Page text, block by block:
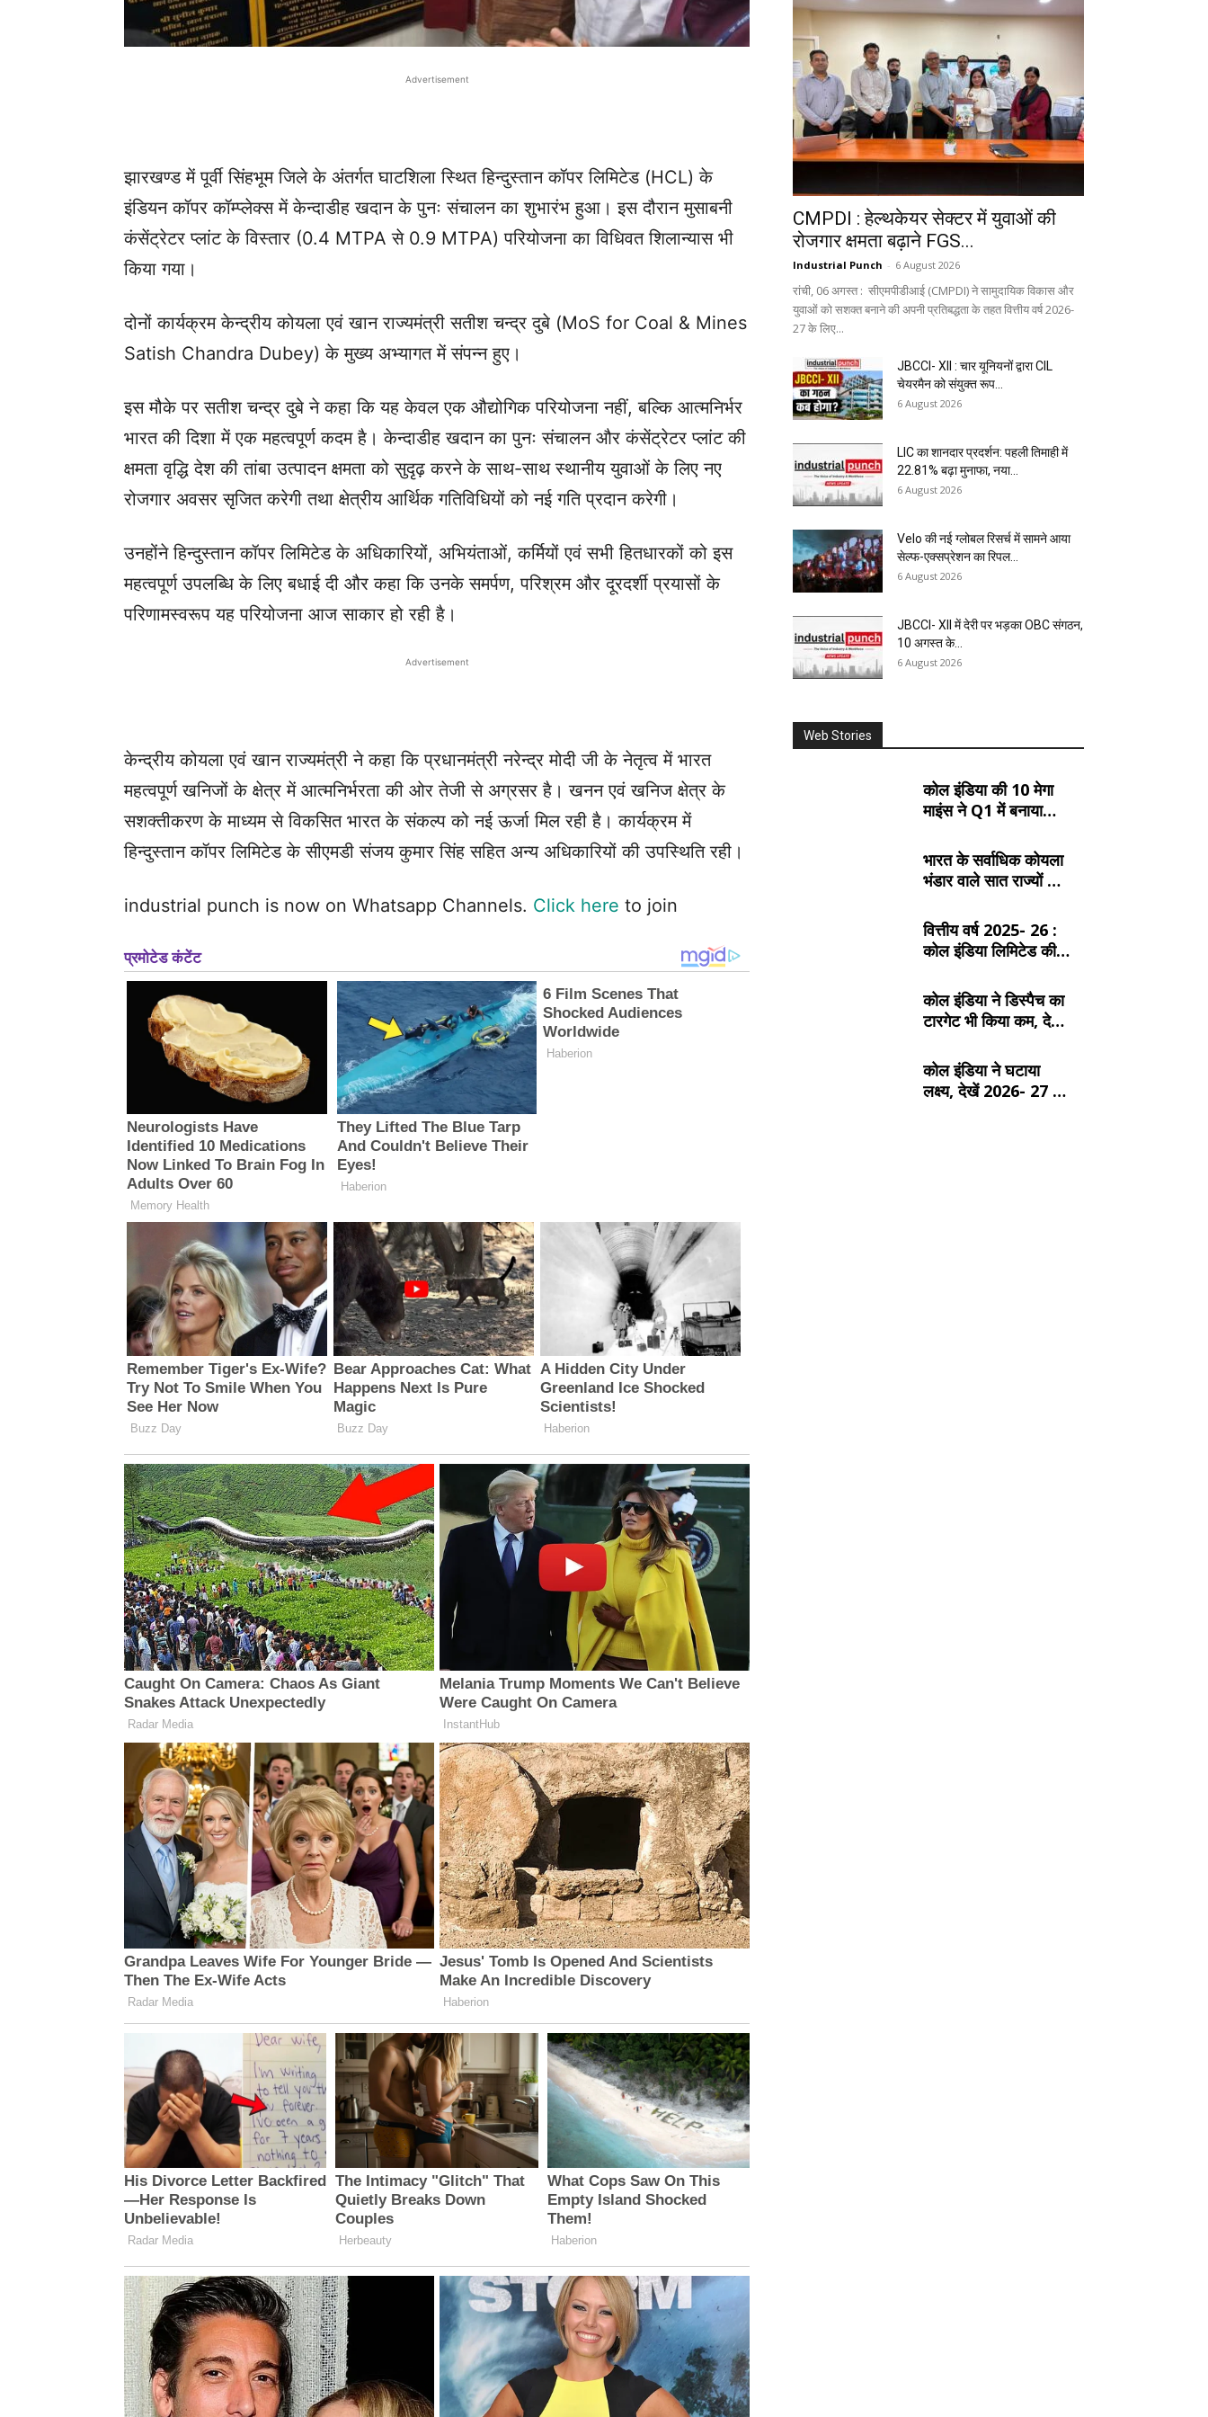
Advertisement
झारखण्ड में पूर्वी सिंहभूम जिले के अंतर्गत घाटशिला स्थित हिन्दुस्तान कॉपर लिमिटेड (HCL) के
इंडियन कॉपर कॉम्प्लेक्स में केन्दाडीह खदान के पुनः संचालन का शुभारंभ हुआ। इस दौरान मुसाबनी
कंसेंट्रेटर प्लांट के विस्तार (0.4 MTPA से 0.9 MTPA) परियोजना का विधिवत शिलान्यास भी
किया गया।
दोनों कार्यक्रम केन्द्रीय कोयला एवं खान राज्यमंत्री सतीश चन्द्र दुबे (MoS for Coal & Mines
Satish Chandra Dubey) के मुख्य अभ्यागत में संपन्न हुए।
इस मौके पर सतीश चन्द्र दुबे ने कहा कि यह केवल एक औद्योगिक परियोजना नहीं, बल्कि आत्मनिर्भर
भारत की दिशा में एक महत्वपूर्ण कदम है। केन्दाडीह खदान का पुनः संचालन और कंसेंट्रेटर प्लांट की
क्षमता वृद्धि देश की तांबा उत्पादन क्षमता को सुदृढ़ करने के साथ-साथ स्थानीय युवाओं के लिए नए
रोजगार अवसर सृजित करेगी तथा क्षेत्रीय आर्थिक गतिविधियों को नई गति प्रदान करेगी।
उनहोंने हिन्दुस्तान कॉपर लिमिटेड के अधिकारियों, अभियंताओं, कर्मियों एवं सभी हितधारकों को इस
महत्वपूर्ण उपलब्धि के लिए बधाई दी और कहा कि उनके समर्पण, परिश्रम और दूरदर्शी प्रयासों के
परिणामस्वरूप यह परियोजना आज साकार हो रही है।
Advertisement
केन्द्रीय कोयला एवं खान राज्यमंत्री ने कहा कि प्रधानमंत्री नरेन्द्र मोदी जी के नेतृत्व में भारत
महत्वपूर्ण खनिजों के क्षेत्र में आत्मनिर्भरता की ओर तेजी से अग्रसर है। खनन एवं खनिज क्षेत्र के
सशक्तीकरण के माध्यम से विकसित भारत के संकल्प को नई ऊर्जा मिल रही है। कार्यक्रम में
हिन्दुस्तान कॉपर लिमिटेड के सीएमडी संजय कुमार सिंह सहित अन्य अधिकारियों की उपस्थिति रही।
industrial punch is now on Whatsapp Channels. Click here to join
CMPDI : हेल्थकेयर सेक्टर में युवाओं की
रोजगार क्षमता बढ़ाने FGS...
Industrial Punch - 6 August 2026
रांची, 06 अगस्त : सीएमपीडीआई (CMPDI) ने सामुदायिक विकास और
युवाओं को सशक्त बनाने की अपनी प्रतिबद्धता के तहत वित्तीय वर्ष 2026-
27 के लिए...
JBCCI- XII : चार यूनियनों द्वारा CIL
चेयरमैन को संयुक्त रूप...
6 August 2026
LIC का शानदार प्रदर्शन: पहली तिमाही में
22.81% बढ़ा मुनाफा, नया...
6 August 2026
Velo की नई ग्लोबल रिसर्च में सामने आया
सेल्फ-एक्सप्रेशन का रिपल...
6 August 2026
JBCCI- XII में देरी पर भड़का OBC संगठन,
10 अगस्त के...
6 August 2026
Web Stories
कोल इंडिया की 10 मेगा
माइंस ने Q1 में बनाया
और MCL की खदानों का
दबदबा
भारत के सर्वाधिक कोयला
भंडार वाले सात राज्यों के
वित्तीय वर्ष 2025- 26 :
कोल इंडिया लिमिटेड की
कोल इंडिया ने डिस्पैच का
टारगेट भी किया कम, देखें
नया लक्ष्य
कोल इंडिया ने घटाया
लक्ष्य, देखें 2026- 27 का